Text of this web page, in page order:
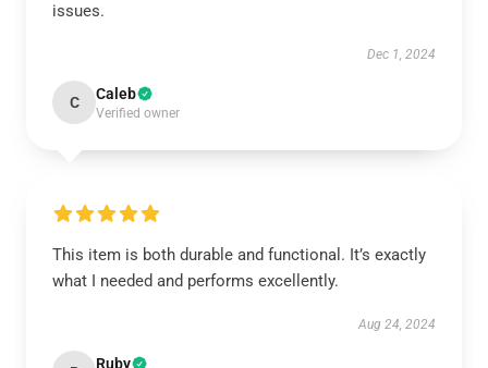
issues.
Dec 1, 2024
C Caleb
Verified owner
This item is both durable and functional. It’s exactly
what I needed and performs excellently.
Aug 24, 2024
Ruby